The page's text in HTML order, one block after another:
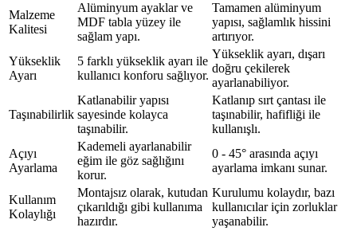
Malzeme
Kalitesi
Alüminyum ayaklar ve
MDF tabla yüzey ile
sağlam yapı.
Tamamen alüminyum
yapısı, sağlamlık hissini
artırıyor.
Yükseklik
Ayarı
5 farklı yükseklik ayarı ile
kullanıcı konforu sağlıyor.
Yükseklik ayarı, dışarı
doğru çekilerek
ayarlanabiliyor.
Taşınabilirlik
Katlanabilir yapısı
sayesinde kolayca
taşınabilir.
Katlanıp sırt çantası ile
taşınabilir, hafifliği ile
kullanışlı.
Açıyı
Ayarlama
Kademeli ayarlanabilir
eğim ile göz sağlığını
korur.
0 - 45° arasında açıyı
ayarlama imkanı sunar.
Kullanım
Kolaylığı
Montajsız olarak, kutudan
çıkarıldığı gibi kullanıma
hazırdır.
Kurulumu kolaydır, bazı
kullanıcılar için zorluklar
yaşanabilir.